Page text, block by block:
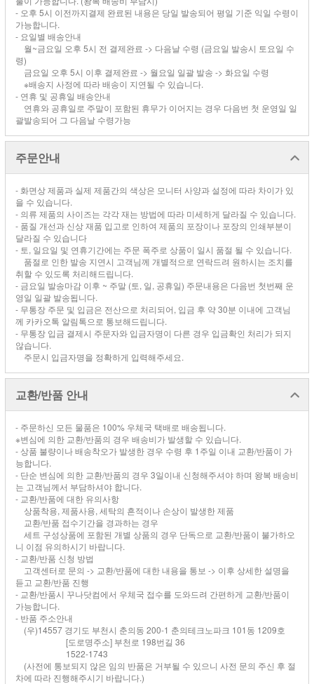
- 오후 5시 이전까지결제 완료된 내용은 당일 발송되어 평일 기준 익일 수령이
가능합니다.
- 요일별 배송안내
월~금요일 오후 5시 전 결제완료 -> 다음날 수령 (금요일 발송시 토요일 수
령)
금요일 오후 5시 이후 결제완료 -> 월요일 일괄 발송 -> 화요일 수령
※배송지 사정에 따라 배송이 지연될 수 있습니다.
- 연휴 및 공휴일 배송안내
연휴와 공휴일로 주말이 포함된 휴무가 이어지는 경우 다음번 첫 운영일 일
괄발송되어 그 다음날 수령가능
주문안내
- 화면상 제품과 실제 제품간의 색상은 모니터 사양과 설정에 따라 차이가 있
을 수 있습니다.
- 의류 제품의 사이즈는 각각 재는 방법에 따라 미세하게 달라질 수 있습니다.
- 품질 개선과 신상 재품 입고로 인하여 제품의 포장이나 포장의 인쇄부분이
달라질 수 있습니다
- 토, 일요일 및 연휴기간에는 주문 폭주로 상품이 일시 품절 될 수 있습니다.
품절로 인한 발송 지연시 고객님께 개별적으로 연락드려 원하시는 조치를
취할 수 있도록 처리해드립니다.
- 금요일 발송마감 이후 ~ 주말 (토, 일, 공휴일) 주문내용은 다음번 첫번째 운
영일 일괄 발송됩니다.
- 무통장 주문 및 입금은 전산으로 처리되어, 입금 후 약 30분 이내에 고객님
께 카카오톡 알림톡으로 통보해드립니다.
- 무통장 입금 결제시 주문자와 입금자명이 다른 경우 입금확인 처리가 되지
않습니다.
주문시 입금자명을 정확하게 입력해주세요.
교환/반품 안내
- 주문하신 모든 물품은 100% 우체국 택배로 배송됩니다.
※변심에 의한 교환/반품의 경우 배송비가 발생할 수 있습니다.
- 상품 불량이나 배송착오가 발생한 경우 수령 후 1주일 이내 교환/반품이 가
능합니다.
- 단순 변심에 의한 교환/반품의 경우 3일이내 신청해주셔야 하며 왕복 배송비
는 고객님께서 부담하셔야 합니다.
- 교환/반품에 대한 유의사항
상품착용, 제품사용, 세탁의 흔적이나 손상이 발생한 제품
교환/반품 접수기간을 경과하는 경우
세트 구성상품에 포함된 개별 상품의 경우 단독으로 교환/반품이 불가하오
니 이점 유의하시기 바랍니다.
- 교환/반품 신청 방법
고객센터로 문의 -> 교환/반품에 대한 내용을 통보 -> 이후 상세한 설명을
듣고 교환/반품 진행
- 교환/반품시 꾸나닷컴에서 우체국 접수를 도와드려 간편하게 교환/반품이
가능합니다.
- 반품 주소안내
(우)14557 경기도 부천시 춘의동 200-1 춘의테크노파크 101동 1209호
[도로명주소] 부천로 198번길 36
1522-1743
(사전에 통보되지 않은 임의 반품은 거부될 수 있으니 사전 문의 주신 후 절
차에 따라 진행해주시기 바랍니다.)